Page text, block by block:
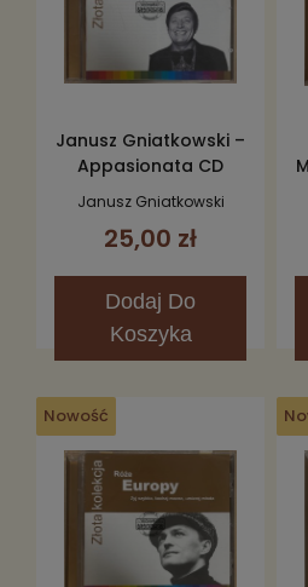
Janusz Gniatkowski –
Appasionata CD
Janusz Gniatkowski
25,00 zł
Dodaj Do
Koszyka
Nowość